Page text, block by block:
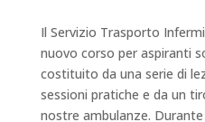
Il Servizio Trasporto
nuovo corso per aspiranti
costituito da una serie di
sessioni pratiche e da un
nostre ambulanze.